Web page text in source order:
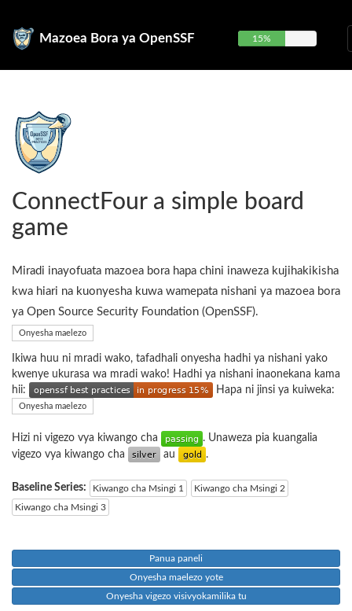
Mazoea Bora ya OpenSSF 15%
ConnectFour a simple board
game
Miradi inayofuata mazoea bora hapa chini inaweza kujihakikisha
kwa hiari na kuonyesha kuwa wamepata nishani ya mazoea bora
ya Open Source Security Foundation (OpenSSF).
Onyesha maelezo
Ikiwa huu ni mradi wako, tafadhali onyesha hadhi ya nishani yako
kwenye ukurasa wa mradi wako! Hadhi ya nishani inaonekana kama
hii:
Hapa ni jinsi ya kuiweka:
Onyesha maelezo
Hizi ni vigezo vya kiwango cha
. Unaweza pia kuangalia
vigezo vya kiwango cha
au .
Baseline Series: Kiwango cha Msingi 1
Kiwango cha Msingi 2
Kiwango cha Msingi 3
Panua paneli
Onyesha maelezo yote
Onyesha vigezo visivyokamilika tu